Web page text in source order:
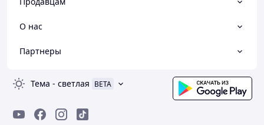
О нас
Партнеры
Тема - светлая BETA